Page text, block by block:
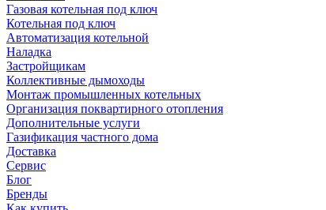
Газовая котельная под ключ
Котельная под ключ
Автоматизация котельной
Наладка
Застройщикам
Коллективные дымоходы
Монтаж промышленных котельных
Организация поквартирного отопления
Дополнительные услуги
Газификация частного дома
Доставка
Сервис
Блог
Бренды